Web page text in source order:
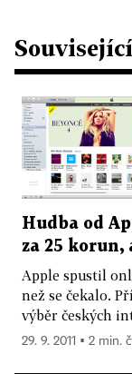
Hudba od
za 25 korun,
Apple spustil
než se čekalo.
výběr českých
29. 9. 2011 ▪ 2 min.